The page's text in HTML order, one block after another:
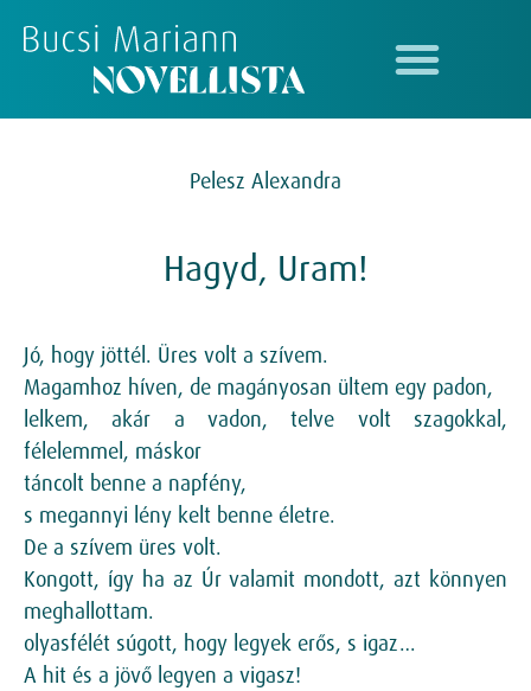
Pelesz Alexandra
Hagyd, Uram!
Jó, hogy jöttél. Üres volt a szívem.
Magamhoz híven, de magányosan ültem egy padon,
lelkem, akár a vadon, telve volt szagokkal,
félelemmel, máskor
táncolt benne a napfény,
s megannyi lény kelt benne életre.
De a szívem üres volt.
Kongott, így ha az Úr valamit mondott, azt könnyen
meghallottam.
olyasfélét súgott, hogy legyek erős, s igaz…
A hit és a jövő legyen a vigasz!